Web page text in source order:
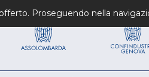
Confindustrie fondatrici
Proseguendo nella